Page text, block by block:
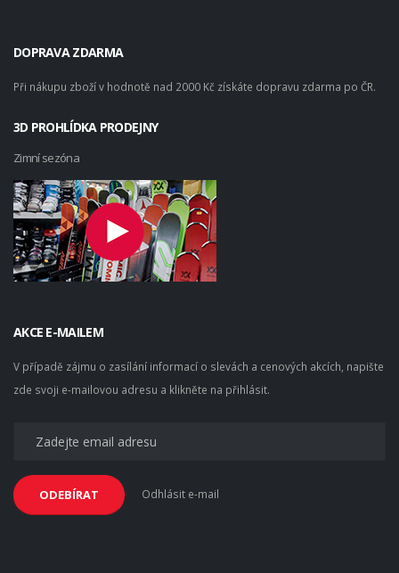
DOPRAVA ZDARMA
Při nákupu zboží v hodnotě nad 2000 Kč získáte dopravu zdarma po ČR.
3D PROHLÍDKA PRODEJNY
Zimní sezóna
AKCE E-MAILEM
V případě zájmu o zasílání informací o slevách a cenových akcích, napište
zde svoji e-mailovou adresu a klikněte na přihlásit.
ODEBÍRAT Odhlásit e-mail